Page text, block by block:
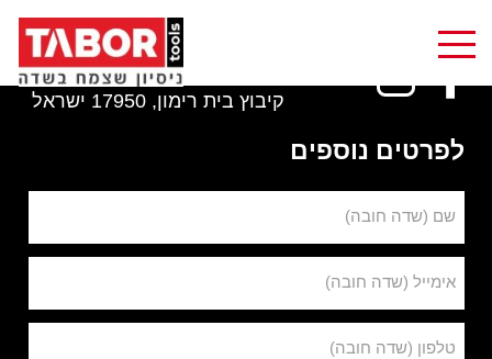
1-800-801-123
info@tabortools.com
קיבוץ בית רימון, 17950 ישראל
לפרטים נוספים
שם (שדה חובה)
אימייל (שדה חובה)
טלפון (שדה חובה)